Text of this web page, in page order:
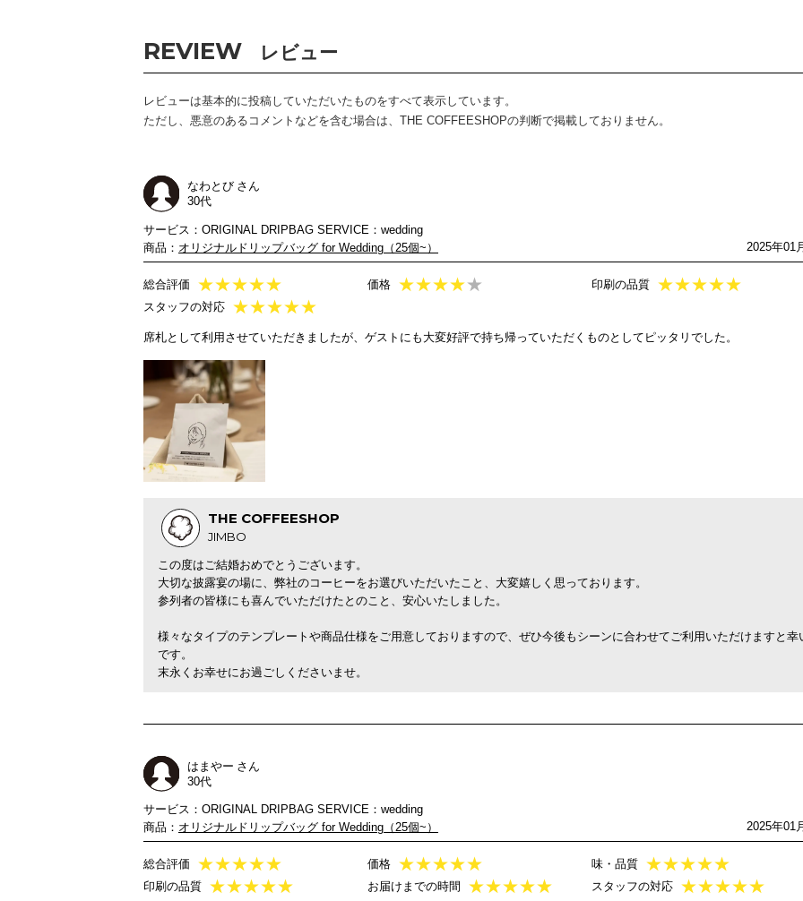
REVIEW レビュー
レビューは基本的に投稿していただいたものをすべて表示しています。
ただし、悪意のあるコメントなどを含む場合は、THE COFFEESHOPの判断で掲載しておりません。
なわとび さん
30代
サービス：ORIGINAL DRIPBAG SERVICE：wedding
商品： オリジナルドリップバッグ for Wedding（25個~） 2025年01
総合評価 ★★★★★ 価格 ★★★★★ 印刷の品質 ★★★★★
スタッフの対応 ★★★★★
席札として利用させていただきましたが、ゲストにも大変好評で持ち帰っていただくものとしてピッタリでした。
THE COFFEESHOP
JIMBO
この度はご結婚おめでとうございます。
大切な披露宴の場に、弊社のコーヒーをお選びいただいたこと、大変嬉しく思っております。
参列者の皆様にも喜んでいただけたとのこと、安心いたしました。
様々なタイプのテンプレートや商品仕様をご用意しておりますので、ぜひ今後もシーンに合わせてご利用いただけますと幸
です。
末永くお幸せにお過ごしくださいませ。
はまやー さん
30代
サービス：ORIGINAL DRIPBAG SERVICE：wedding
商品： オリジナルドリップバッグ for Wedding（25個~） 2025年01
総合評価 ★★★★★ 価格 ★★★★★ 味・品質 ★★★★★
印刷の品質 ★★★★★ お届けまでの時間 ★★★★★ スタッフの対応 ★★★★★